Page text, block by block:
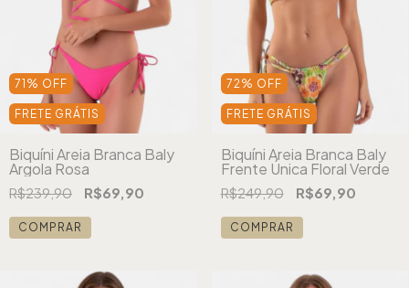
71 % OFF
FRETE GRÁTIS
Biquíni Areia Branca Baly
Argola Rosa
R$239,90 R$69,90
COMPRAR
72 % OFF
FRETE GRÁTIS
Biquíni Areia Branca Baly
Frente Única Floral Verde
R$249,90 R$69,90
COMPRAR